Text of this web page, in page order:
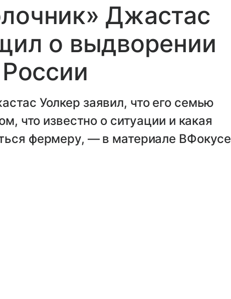
Джастас
о выдворении
Уолкер заявил, что его семью
что известно о ситуации и какая
фермеру, — в материале ВФокусе